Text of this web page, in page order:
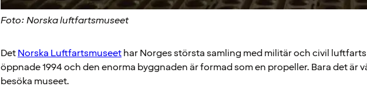
Foto: Norska luftfartsmuseet
DetNorska Luftfartsmuseethar Norges största samling med militär och civil
öppnade 1994 och den enorma byggnaden är formad som en propeller. Bara det är
besöka museet.